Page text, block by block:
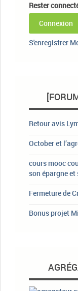
Rester
Connexion
S'enregistrer
Retour avis
October et
cours mooc
son épargne et
Fermeture de
Bonus projet